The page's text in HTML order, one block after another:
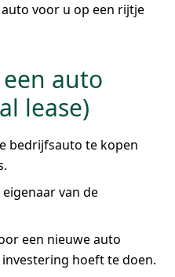
voor u op een rijtje
auto
lease)
bedrijfsauto te kopen
van de
een nieuwe auto
hoeft te doen.